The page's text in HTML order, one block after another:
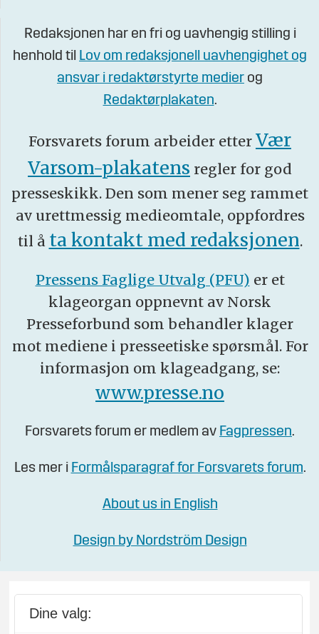
Redaksjonen har en fri og uavhengig stilling i
henhold til Lov om redaksjonell uavhengighet og
ansvar i redaktørstyrte medier og
Redaktørplakaten.
Forsvarets forum arbeider etter Vær
Varsom-plakatens regler for god
presseskikk. Den som mener seg rammet
av urettmessig medieomtale, oppfordres
til å ta kontakt med redaksjonen.
Pressens Faglige Utvalg (PFU) er et
klageorgan oppnevnt av Norsk
Presseforbund som behandler klager
mot mediene i presseetiske spørsmål. For
informasjon om klageadgang, se:
www.presse.no
Forsvarets forum er medlem av Fagpressen.
Les mer i Formålsparagraf for Forsvarets forum.
About us in English
Design by Nordström Design
Dine valg: